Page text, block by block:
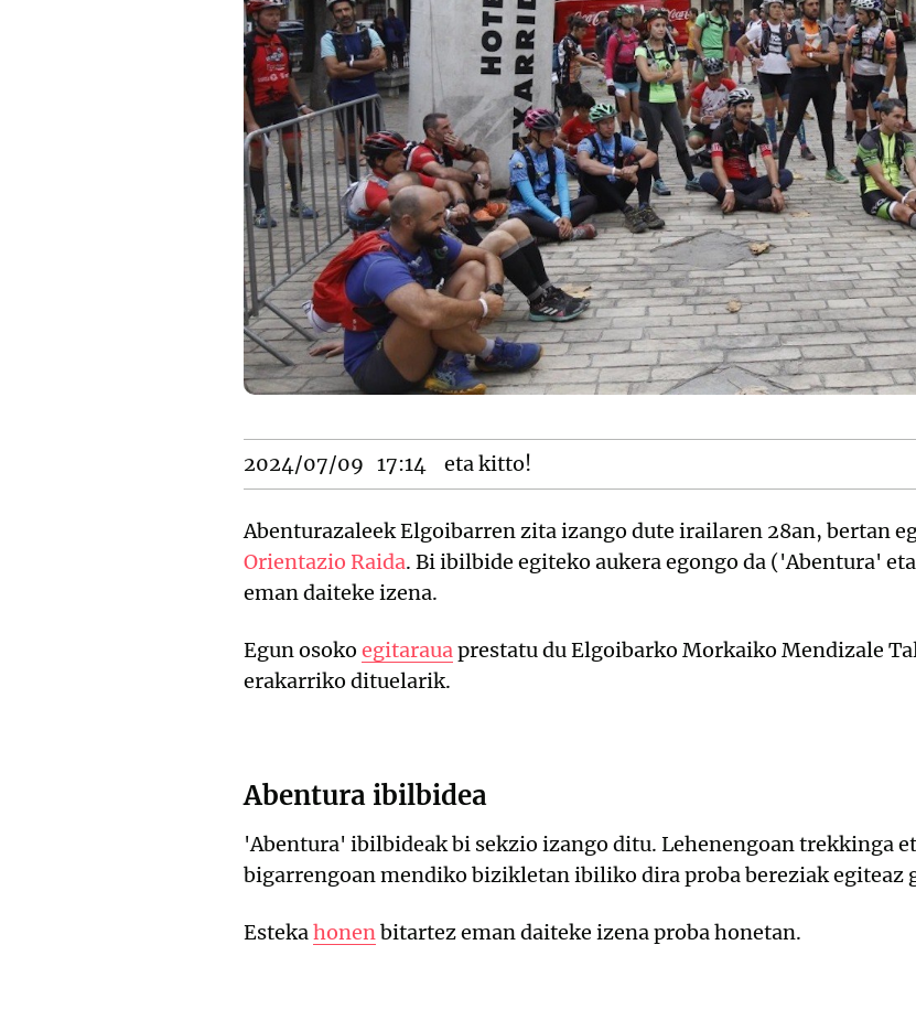
2024/07/09 17:14 eta kitto!
Abenturazaleek Elgoibarren zita izango dute irailaren 28an, bertan
Orientazio Raida. Bi ibilbide egiteko aukera egongo da ('Abentura'
eman daiteke izena.
Egun osoko egitaraua prestatu du Elgoibarko Morkaiko Mendizale
erakarriko dituelarik.
Abentura ibilbidea
'Abentura' ibilbideak bi sekzio izango ditu. Lehenengoan trekkinga
bigarrengoan mendiko bizikletan ibiliko dira proba bereziak egiteaz
Esteka honen bitartez eman daiteke izena proba honetan.